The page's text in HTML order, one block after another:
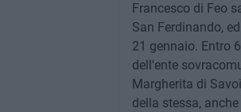
Francesco di Feo
San Ferdinando,
21 gennaio. Entro
dell'ente
Margherita di
della stessa,